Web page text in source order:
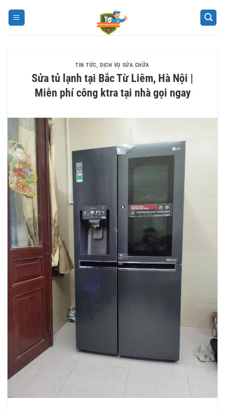
TIN TỨC,DỊCH VỤ SỬA CHỮA
Sửa tủ lạnh tại Bắc Từ Liêm, Hà Nội |
Miễn phí công ktra tại nhà gọi ngay